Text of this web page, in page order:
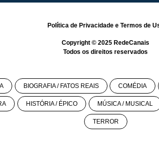
Política de Privacidadee Termos de
Copyright © 2025 RedeCanais
Todos os direitos reservados
BIOGRAFIA / FATOS REAIS COMÉDIA
HISTÓRIA / ÉPICO MÚSICA / MUSICAL
TERROR